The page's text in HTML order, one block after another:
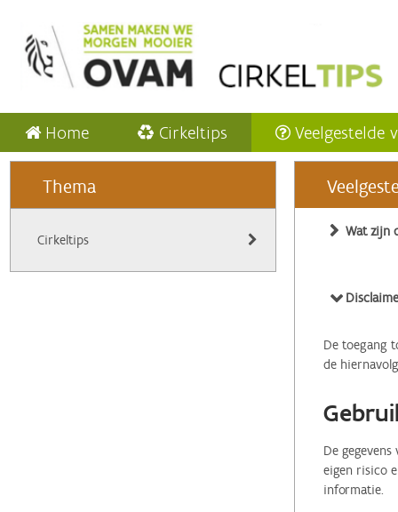
Home Cirkeltips Veelgestelde
Thema
Cirkeltips
Wat zijn
De toegang
de
De
eigen risico
informatie.